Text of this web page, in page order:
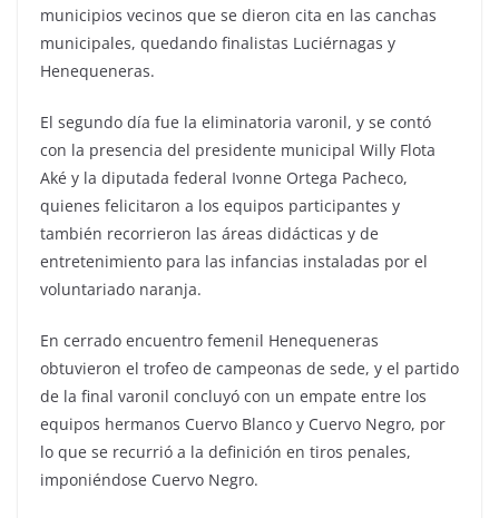
municipios vecinos que se dieron cita en las canchas
municipales, quedando finalistas Luciérnagas y
Henequeneras.
El segundo día fue la eliminatoria varonil, y se contó
con la presencia del presidente municipal Willy Flota
Aké y la diputada federal Ivonne Ortega Pacheco,
quienes felicitaron a los equipos participantes y
también recorrieron las áreas didácticas y de
entretenimiento para las infancias instaladas por el
voluntariado naranja.
En cerrado encuentro femenil Henequeneras
obtuvieron el trofeo de campeonas de sede, y el partido
de la final varonil concluyó con un empate entre los
equipos hermanos Cuervo Blanco y Cuervo Negro, por
lo que se recurrió a la definición en tiros penales,
imponiéndose Cuervo Negro.